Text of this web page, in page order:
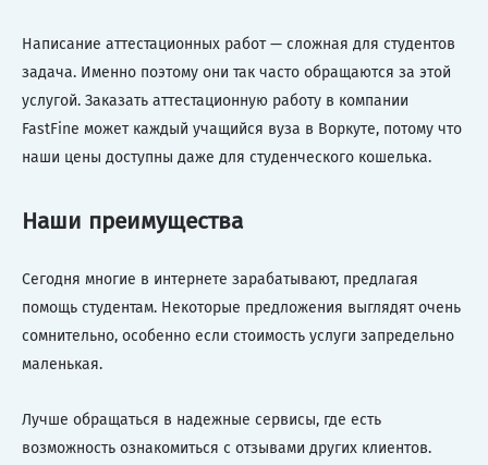
Написание аттестационных работ — сложная для студентов
задача. Именно поэтому они так часто обращаются за этой
услугой. Заказать аттестационную работу в компании
FastFine может каждый учащийся вуза в Воркуте, потому что
наши цены доступны даже для студенческого кошелька.
Наши преимущества
Сегодня многие в интернете зарабатывают, предлагая
помощь студентам. Некоторые предложения выглядят очень
сомнительно, особенно если стоимость услуги запредельно
маленькая.
Лучше обращаться в надежные сервисы, где есть
возможность ознакомиться с отзывами других клиентов.